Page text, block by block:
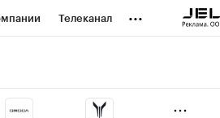
Телеканал ...